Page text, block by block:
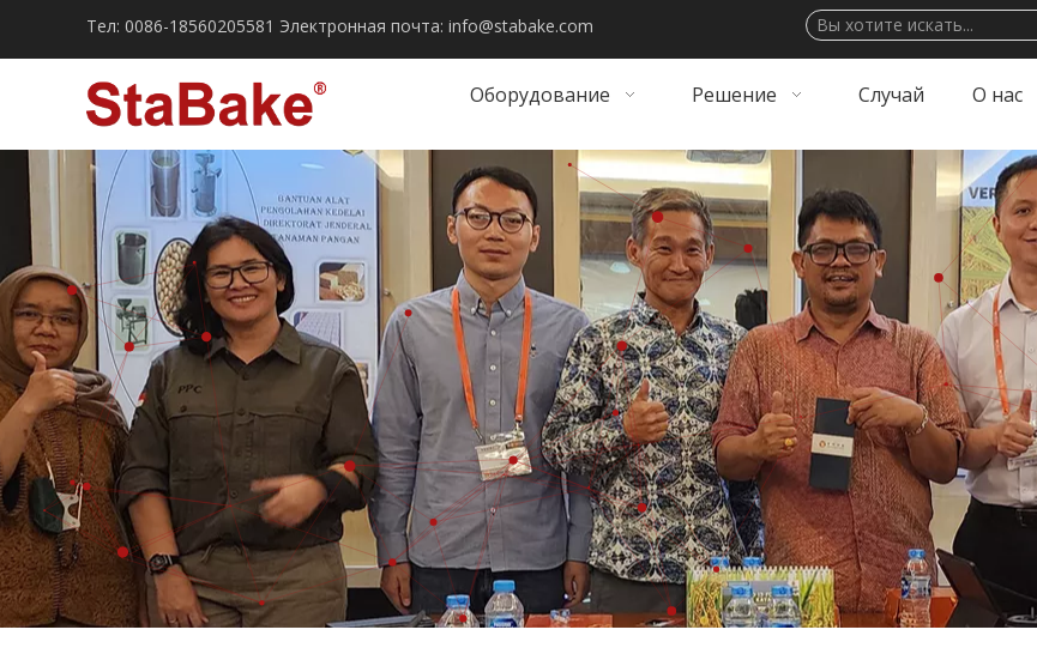
Тел: 0086-18560205581 Электронная почта: info@stabake.com
Оборудование Решение Случай О нас